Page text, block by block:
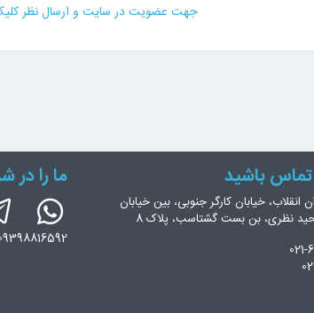
جهت عضویت در سایت و ارسال نظر
تماس باشید
انقلاب، خیابان کارگر جنوبی، بین خیابان
نظری، بن بست گشتاسب، پلاک 8
ما را در